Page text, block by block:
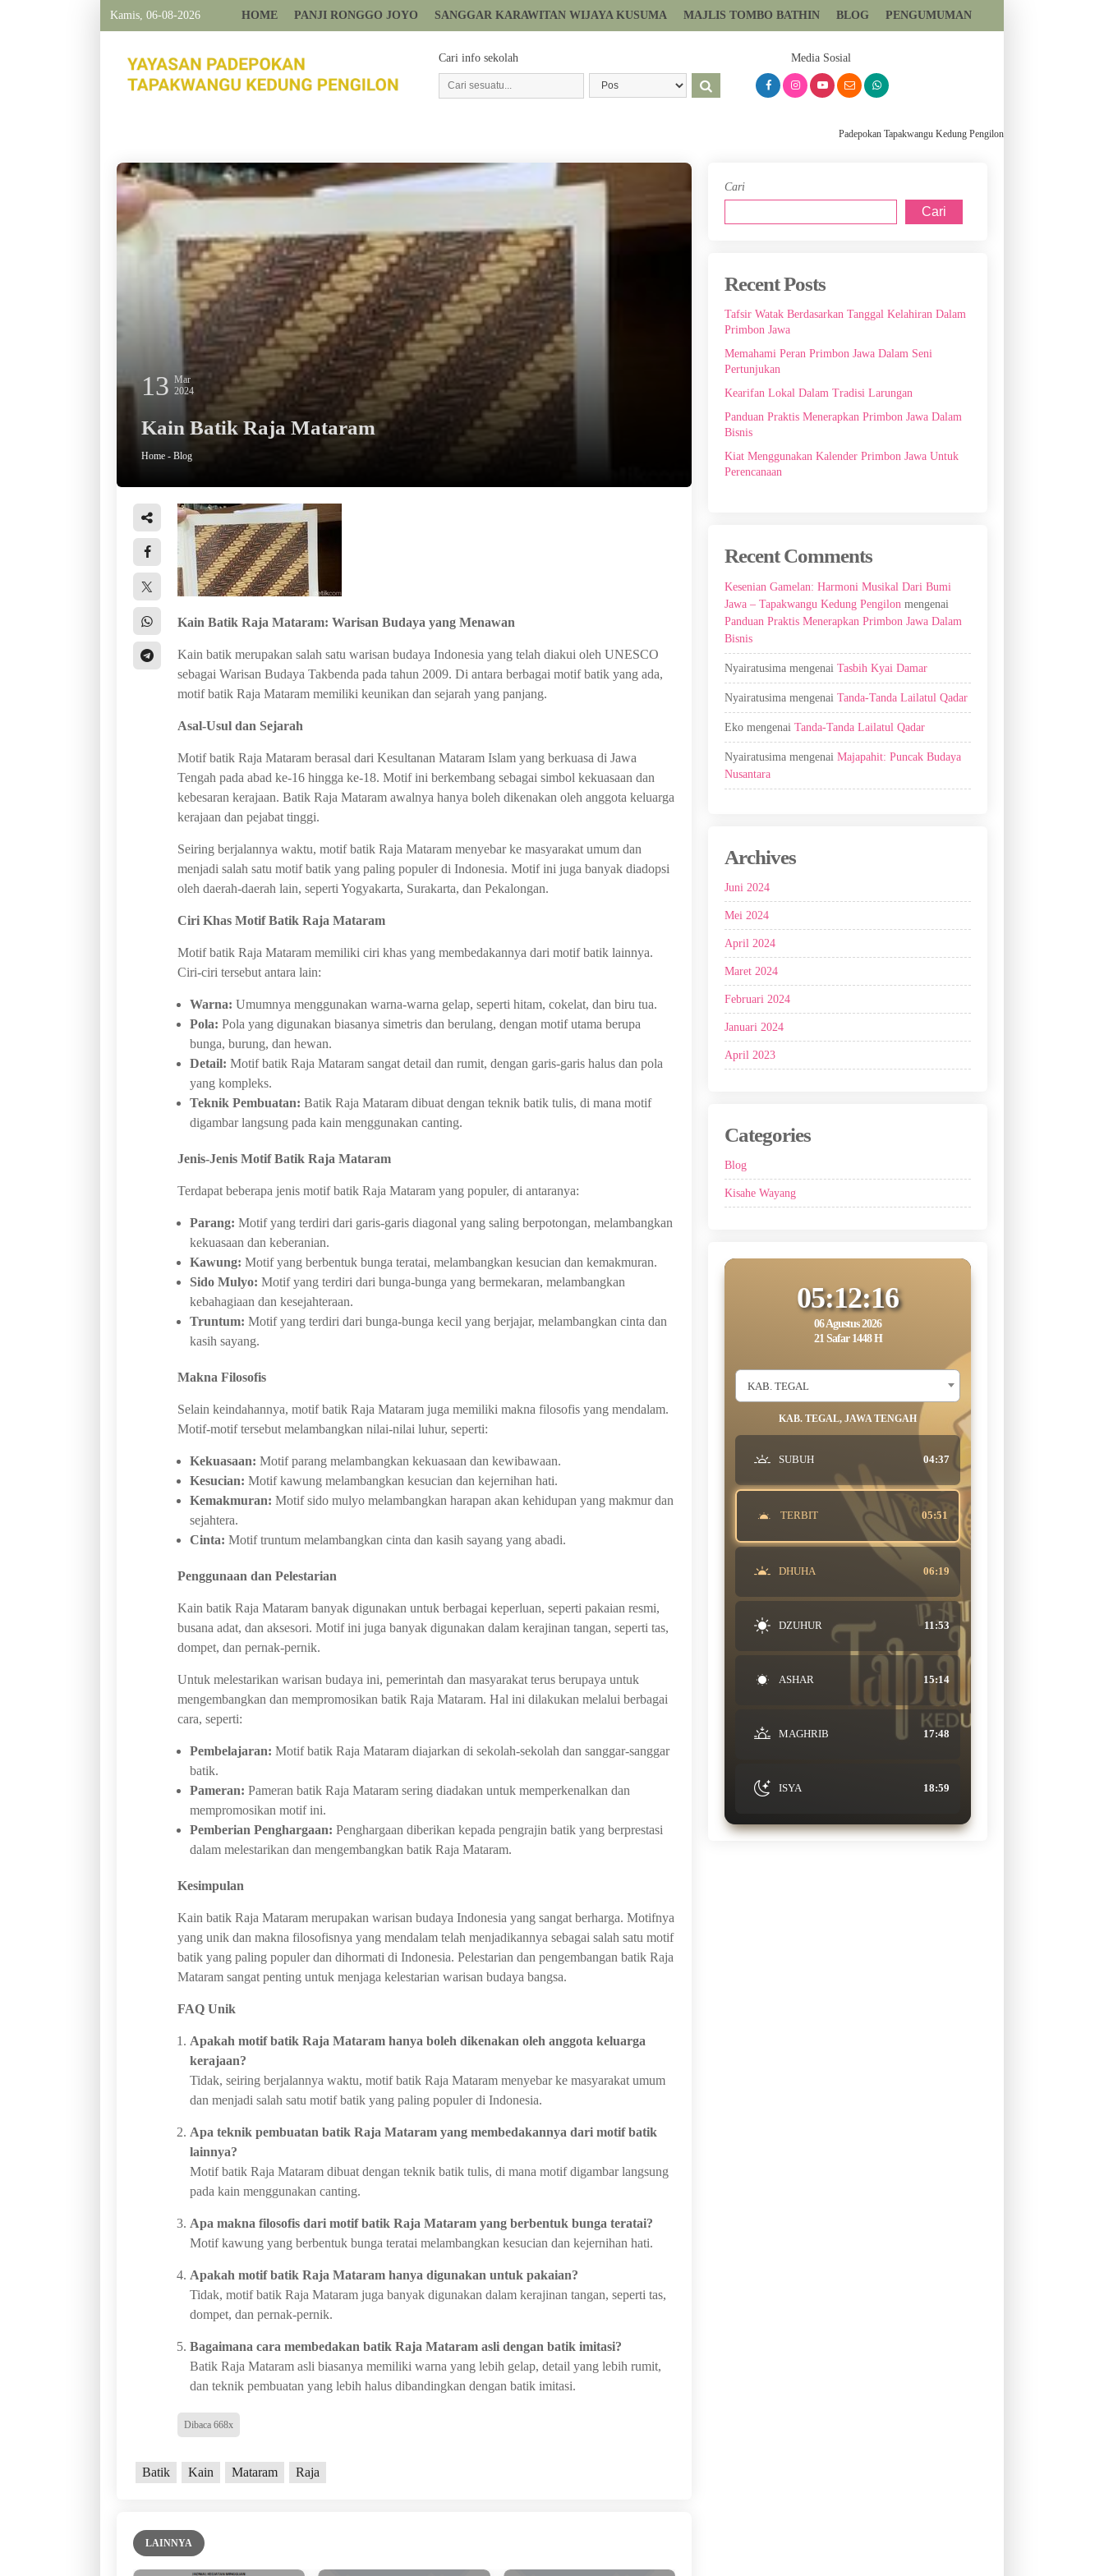
Kamis, 06-08-2026 HOME PANJI RONGGO JOYO SANGGAR KARAWITAN WIJAYA KUSUMA MAJLIS TOMBO BATHIN BLOG PENGUMUMAN
Cari info sekolah
Media Sosial
Padepokan Tapakwangu Kedung Pengilon Kec Pangkah Kabupaten Tegal,
13 Mar
2024
Kain Batik Raja Mataram
Home - Blog
Kain Batik Raja Mataram: Warisan Budaya yang Menawan
Kain batik merupakan salah satu warisan budaya Indonesia yang telah diakui oleh UNESCO
sebagai Warisan Budaya Takbenda pada tahun 2009. Di antara berbagai motif batik yang ada,
motif batik Raja Mataram memiliki keunikan dan sejarah yang panjang.
Asal-Usul dan Sejarah
Motif batik Raja Mataram berasal dari Kesultanan Mataram Islam yang berkuasa di Jawa
Tengah pada abad ke-16 hingga ke-18. Motif ini berkembang sebagai simbol kekuasaan dan
kebesaran kerajaan. Batik Raja Mataram awalnya hanya boleh dikenakan oleh anggota keluarga
kerajaan dan pejabat tinggi.
Seiring berjalannya waktu, motif batik Raja Mataram menyebar ke masyarakat umum dan
menjadi salah satu motif batik yang paling populer di Indonesia. Motif ini juga banyak diadopsi
oleh daerah-daerah lain, seperti Yogyakarta, Surakarta, dan Pekalongan.
Ciri Khas Motif Batik Raja Mataram
Motif batik Raja Mataram memiliki ciri khas yang membedakannya dari motif batik lainnya.
Ciri-ciri tersebut antara lain:
Warna: Umumnya menggunakan warna-warna gelap, seperti hitam, cokelat, dan biru tua.
Pola: Pola yang digunakan biasanya simetris dan berulang, dengan motif utama berupa
bunga, burung, dan hewan.
Detail: Motif batik Raja Mataram sangat detail dan rumit, dengan garis-garis halus dan pola
yang kompleks.
Teknik Pembuatan: Batik Raja Mataram dibuat dengan teknik batik tulis, di mana motif
digambar langsung pada kain menggunakan canting.
Jenis-Jenis Motif Batik Raja Mataram
Terdapat beberapa jenis motif batik Raja Mataram yang populer, di antaranya:
Parang: Motif yang terdiri dari garis-garis diagonal yang saling berpotongan, melambangkan
kekuasaan dan keberanian.
Kawung: Motif yang berbentuk bunga teratai, melambangkan kesucian dan kemakmuran.
Sido Mulyo: Motif yang terdiri dari bunga-bunga yang bermekaran, melambangkan
kebahagiaan dan kesejahteraan.
Truntum: Motif yang terdiri dari bunga-bunga kecil yang berjajar, melambangkan cinta dan
kasih sayang.
Makna Filosofis
Selain keindahannya, motif batik Raja Mataram juga memiliki makna filosofis yang mendalam.
Motif-motif tersebut melambangkan nilai-nilai luhur, seperti:
Kekuasaan: Motif parang melambangkan kekuasaan dan kewibawaan.
Kesucian: Motif kawung melambangkan kesucian dan kejernihan hati.
Kemakmuran: Motif sido mulyo melambangkan harapan akan kehidupan yang makmur dan
sejahtera.
Cinta: Motif truntum melambangkan cinta dan kasih sayang yang abadi.
Penggunaan dan Pelestarian
Kain batik Raja Mataram banyak digunakan untuk berbagai keperluan, seperti pakaian resmi,
busana adat, dan aksesori. Motif ini juga banyak digunakan dalam kerajinan tangan, seperti tas,
dompet, dan pernak-pernik.
Untuk melestarikan warisan budaya ini, pemerintah dan masyarakat terus berupaya untuk
mengembangkan dan mempromosikan batik Raja Mataram. Hal ini dilakukan melalui berbagai
cara, seperti:
Pembelajaran: Motif batik Raja Mataram diajarkan di sekolah-sekolah dan sanggar-sanggar
batik.
Pameran: Pameran batik Raja Mataram sering diadakan untuk memperkenalkan dan
mempromosikan motif ini.
Pemberian Penghargaan: Penghargaan diberikan kepada pengrajin batik yang berprestasi
dalam melestarikan dan mengembangkan batik Raja Mataram.
Kesimpulan
Kain batik Raja Mataram merupakan warisan budaya Indonesia yang sangat berharga. Motifnya
yang unik dan makna filosofisnya yang mendalam telah menjadikannya sebagai salah satu motif
batik yang paling populer dan dihormati di Indonesia. Pelestarian dan pengembangan batik Raja
Mataram sangat penting untuk menjaga kelestarian warisan budaya bangsa.
FAQ Unik
Apakah motif batik Raja Mataram hanya boleh dikenakan oleh anggota keluarga
kerajaan?
Tidak, seiring berjalannya waktu, motif batik Raja Mataram menyebar ke masyarakat umum
dan menjadi salah satu motif batik yang paling populer di Indonesia.
Apa teknik pembuatan batik Raja Mataram yang membedakannya dari motif batik
lainnya?
Motif batik Raja Mataram dibuat dengan teknik batik tulis, di mana motif digambar langsung
pada kain menggunakan canting.
Apa makna filosofis dari motif batik Raja Mataram yang berbentuk bunga teratai?
Motif kawung yang berbentuk bunga teratai melambangkan kesucian dan kejernihan hati.
Apakah motif batik Raja Mataram hanya digunakan untuk pakaian?
Tidak, motif batik Raja Mataram juga banyak digunakan dalam kerajinan tangan, seperti tas,
dompet, dan pernak-pernik.
Bagaimana cara membedakan batik Raja Mataram asli dengan batik imitasi?
Batik Raja Mataram asli biasanya memiliki warna yang lebih gelap, detail yang lebih rumit,
dan teknik pembuatan yang lebih halus dibandingkan dengan batik imitasi.
Dibaca 668x
Batik Kain Mataram Raja
LAINNYA
Cari
Cari
Recent Posts
Tafsir Watak Berdasarkan Tanggal Kelahiran Dalam
Primbon Jawa
Memahami Peran Primbon Jawa Dalam Seni
Pertunjukan
Kearifan Lokal Dalam Tradisi Larungan
Panduan Praktis Menerapkan Primbon Jawa Dalam
Bisnis
Kiat Menggunakan Kalender Primbon Jawa Untuk
Perencanaan
Recent Comments
Kesenian Gamelan: Harmoni Musikal Dari Bumi
Jawa – Tapakwangu Kedung Pengilon mengenai
Panduan Praktis Menerapkan Primbon Jawa Dalam
Bisnis
Nyairatusima mengenaiTasbih Kyai Damar
Nyairatusima mengenaiTanda-Tanda Lailatul Qadar
Eko mengenaiTanda-Tanda Lailatul Qadar
Nyairatusima mengenaiMajapahit: Puncak Budaya
Nusantara
Archives
Juni 2024
Mei 2024
April 2024
Maret 2024
Februari 2024
Januari 2024
April 2023
Categories
Blog
Kisahe Wayang
05:12:17
06 Agustus 2026
21 Safar 1448 H
KAB. TEGAL
KAB. TEGAL, JAWA TENGAH
SUBUH 04:37
TERBIT 05:51
DHUHA 06:19
DZUHUR 11:53
ASHAR 15:14
MAGHRIB 17:48
ISYA 18:59